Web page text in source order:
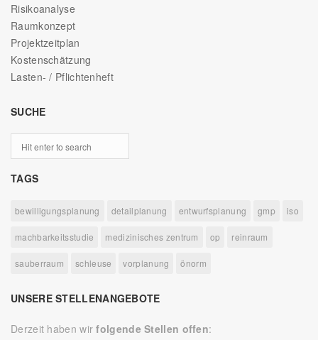
Risikoanalyse
Raumkonzept
Projektzeitplan
Kostenschätzung
Lasten- / Pflichtenheft
SUCHE
TAGS
bewilligungsplanung detailplanung entwurfsplanung gmp iso
machbarkeitsstudie medizinisches zentrum op reinraum
sauberraum schleuse vorplanung önorm
UNSERE STELLENANGEBOTE
Derzeit haben wirfolgende Stellen offen: